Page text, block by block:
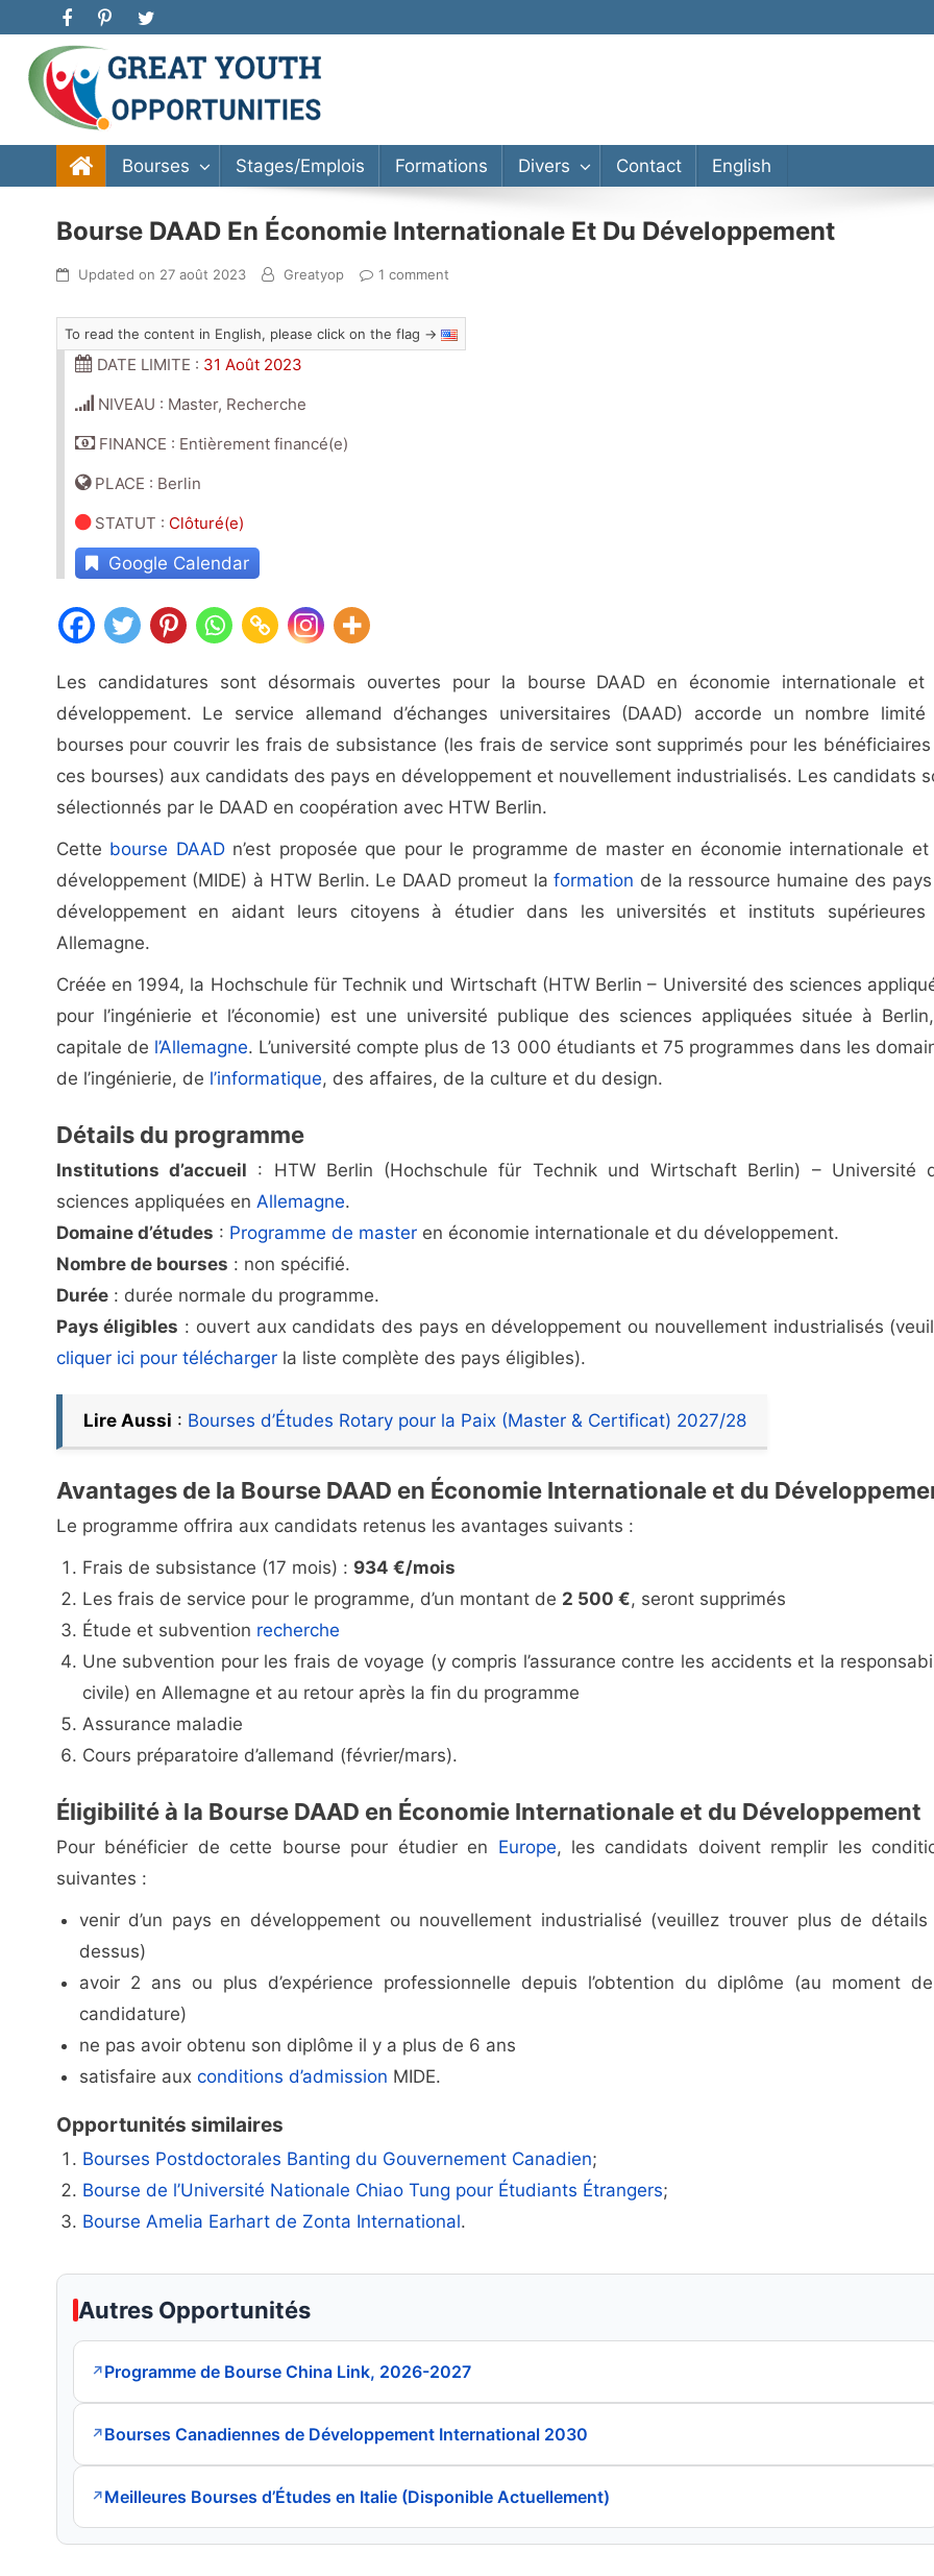
Great Youth Opportunities
Bourse d’étude, stage, formation, entrepreneuriat
Bourses
Stages/Emplois Formations Divers Contact English
Bourse DAAD En Économie Internationale Et Du Développement
Updated on 27 août 2023 Greatyop 1 comment
To read the content in English, please click on the flag →
DATE LIMITE : 31 Août 2023
NIVEAU : Master, Recherche
FINANCE : Entièrement financé(e)
PLACE : Berlin
STATUT : Clôturé(e)
Google Calendar
Les candidatures sont désormais ouvertes pour la bourse DAAD en économie internationale et
développement. Le service allemand d’échanges universitaires (DAAD) accorde un nombre limité
bourses pour couvrir les frais de subsistance (les frais de service sont supprimés pour les
ces bourses) aux candidats des pays en développement et nouvellement industrialisés. Les candidats
sélectionnés par le DAAD en coopération avec HTW Berlin.
Cette bourse DAADn’est proposée que pour le programme de master en économie internationale et
développement (MIDE) à HTW Berlin. Le DAAD promeut laformation de la ressource humaine des
développement en aidant leurs citoyens à étudier dans les universités et instituts supérieures
Allemagne.
Créée en 1994, la Hochschule für Technik und Wirtschaft (HTW Berlin – Université des sciences
pour l’ingénierie et l’économie) est une université publique des sciences appliquées située à
capitale de l’Allemagne. L’université compte plus de 13 000 étudiants et 75 programmes dans les
de l’ingénierie, de l’informatique, des affaires, de la culture et du design.
Détails du programme
Institutions d’accueil : HTW Berlin (Hochschule für Technik und Wirtschaft Berlin) – Université
sciences appliquées en Allemagne.
Domaine d’études : Programme de masteren économie internationale et du développement.
Nombre de bourses : non spécifié.
Durée: durée normale du programme.
Pays éligibles : ouvert aux candidats des pays en développement ou nouvellement industrialisés
cliquer ici pour téléchargerla liste complète des pays éligibles).
Lire Aussi : Bourses d’Études Rotary pour la Paix (Master & Certificat) 2027/28
Avantages de la Bourse DAAD en Économie Internationale et du
Le programme offrira aux candidats retenus les avantages suivants :
Frais de subsistance (17 mois) : 934 €/mois
Les frais de service pour le programme, d’un montant de 2 500 €, seront supprimés
Étude et subvention recherche
Une subvention pour les frais de voyage (y compris l’assurance contre les accidents et la
civile) en Allemagne et au retour après la fin du programme
Assurance maladie
Cours préparatoire d’allemand (février/mars).
Éligibilité à la Bourse DAAD en Économie Internationale et du Développement
Pour bénéficier de cette bourse pour étudier en Europe, les candidats doivent remplir les
suivantes :
venir d’un pays en développement ou nouvellement industrialisé (veuillez trouver plus de
dessus)
avoir 2 ans ou plus d’expérience professionnelle depuis l’obtention du diplôme (au moment
candidature)
ne pas avoir obtenu son diplôme il y a plus de 6 ans
satisfaire aux conditions d’admission MIDE.
Opportunités similaires
Bourses Postdoctorales Banting du Gouvernement Canadien;
Bourse de l’Université Nationale Chiao Tung pour Étudiants Étrangers;
Bourse Amelia Earhart de Zonta International.
Autres Opportunités
↗Programme de Bourse China Link, 2026-2027
↗Bourses Canadiennes de Développement International 2030
↗Meilleures Bourses d’Études en Italie (Disponible Actuellement)